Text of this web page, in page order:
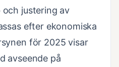
och justering av
efter ekonomiska
för 2025 visar
avseende på